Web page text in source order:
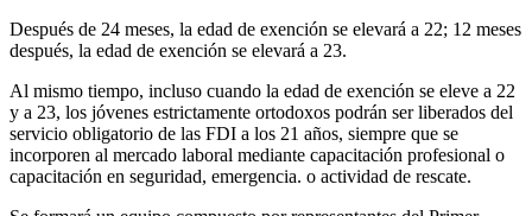
Después de 24 meses, la edad de exención se elevará a 22; 12 meses
después, la edad de exención se elevará a 23.
Al mismo tiempo, incluso cuando la edad de exención se eleve a 22
y a 23, los jóvenes estrictamente ortodoxos podrán ser liberados del
servicio obligatorio de las FDI a los 21 años, siempre que se
incorporen al mercado laboral mediante capacitación profesional o
capacitación en seguridad, emergencia. o actividad de rescate.